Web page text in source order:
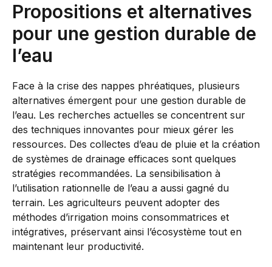
Propositions et alternatives
pour une gestion durable de
l’eau
Face à la crise des nappes phréatiques, plusieurs
alternatives émergent pour une gestion durable de
l’eau. Les recherches actuelles se concentrent sur
des techniques innovantes pour mieux gérer les
ressources. Des collectes d’eau de pluie et la création
de systèmes de drainage efficaces sont quelques
stratégies recommandées. La sensibilisation à
l’utilisation rationnelle de l’eau a aussi gagné du
terrain. Les agriculteurs peuvent adopter des
méthodes d’irrigation moins consommatrices et
intégratives, préservant ainsi l’écosystème tout en
maintenant leur productivité.